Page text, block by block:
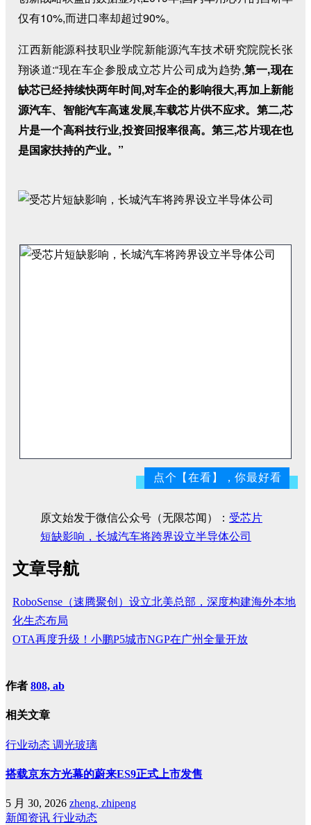
仅有10%,而进口率却超过90%。
江西新能源科技职业学院新能源汽车技术研究院院长张
翔谈道:“现在车企参股成立芯片公司成为趋势,第一,现在
缺芯已经持续快两年时间,对车企的影响很大,再加上新能
源汽车、智能汽车高速发展,车载芯片供不应求。第二,芯
片是一个高科技行业,投资回报率很高。第三,芯片现在也
是国家扶持的产业。”
点个【在看】，你最好看
原文始发于微信公众号（无限芯闻）： 受芯片
短缺影响，长城汽车将跨界设立半导体公司
文章导航
RoboSense（速腾聚创）设立北美总部，深度构建海外本地
化生态布局
OTA再度升级！小鹏P5城市NGP在广州全量开放
作者 808, ab
相关文章
行业动态 调光玻璃
搭载京东方光幕的蔚来ES9正式上市发售
5 月 30, 2026 zheng, zhipeng
新闻资讯 行业动态